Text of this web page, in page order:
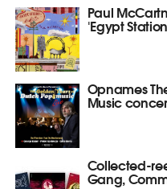
Paul
'Egypt
Opnames
Music
Collected-
Gang,